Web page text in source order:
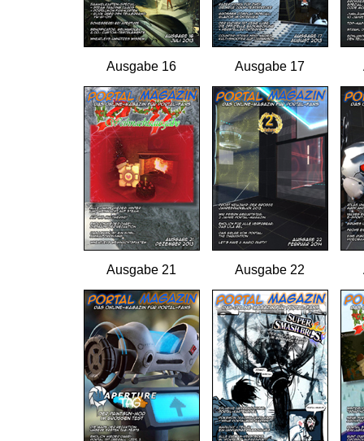
Ausgabe 16 Ausgabe 17
Ausgabe 21 Ausgabe 22